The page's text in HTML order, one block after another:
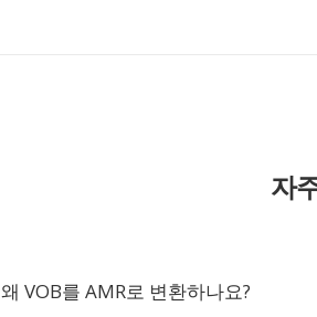
자
왜 VOB를 AMR로 변환하나요?